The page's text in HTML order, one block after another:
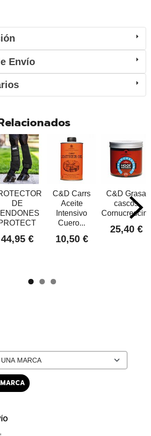
Envío
DE
44,95 €
C&D Carrs
Aceite
Intensivo
Cuero...
10,50 €
C&D Grasa
cascos
25,40 €